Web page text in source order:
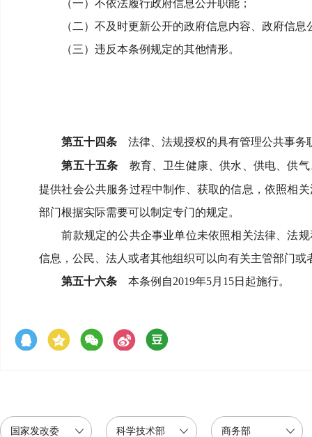
（一）不依法履行政府信息公开职能；
（二）不及时更新公开的政府信息内容、政府信
（三）违反本条例规定的其他情形。
第五十四条 法律、法规授权的具有管理公共事务
第五十五条 教育、卫生健康、供水、供电、供
提供社会公共服务过程中制作、获取的信息，依照相
部门根据实际需要可以制定专门的规定。
前款规定的公共企事业单位未依照相关法律、法
信息，公民、法人或者其他组织可以向有关主管部门
第五十六条 本条例自2019年5月 15日起施行。
国家发改委 科学技术部 商务部